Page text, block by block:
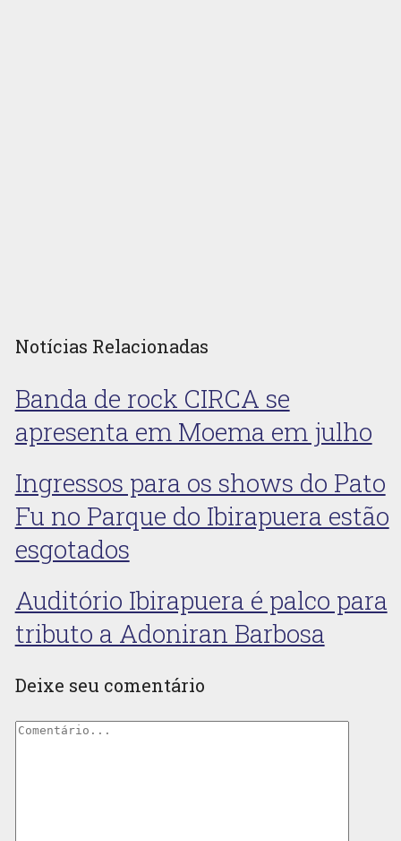
Notícias Relacionadas
Banda de rock CIRCA se
apresenta em Moema em julho
Ingressos para os shows do Pato
Fu no Parque do Ibirapuera estão
esgotados
Auditório Ibirapuera é palco para
tributo a Adoniran Barbosa
Deixe seu comentário